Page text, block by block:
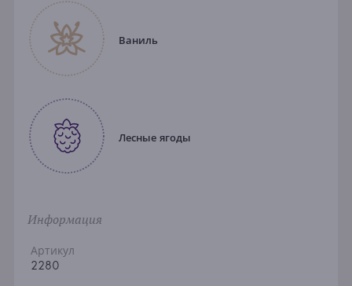
Ваниль
Лесные ягоды
Информация
Артикул
2280